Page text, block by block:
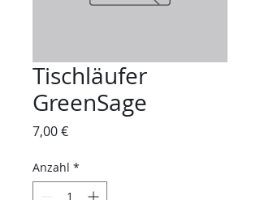
Tischläufer
GreenSage
7,00 €Preis
Anzahl *